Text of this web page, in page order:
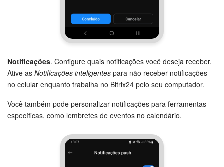
Notificações. Configure quais notificações você deseja receber.
Ative as Notificações inteligentes para não receber notificações
no celular enquanto trabalha no Bitrix24 pelo seu computador.
Você também pode personalizar notificações para ferramentas
específicas, como lembretes de eventos no calendário.